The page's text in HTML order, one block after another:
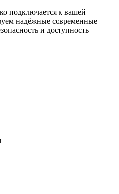
подключается к вашей
надёжные современные
и доступность